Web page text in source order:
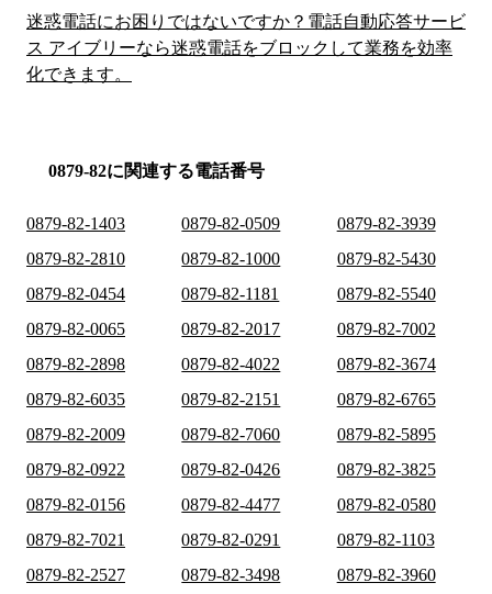
迷惑電話にお困りではないですか？電話自動応答サービ
ス アイブリーなら迷惑電話をブロックして業務を効率
化できます。
0879-82に関連する電話番号
0879-82-1403 0879-82-0509
0879-82-3939
0879-82-2810
0879-82-1000
0879-82-5430
0879-82-0454
0879-82-1181
0879-82-5540
0879-82-0065
0879-82-2017
0879-82-7002
0879-82-2898
0879-82-4022
0879-82-3674
0879-82-6035
0879-82-2151
0879-82-6765
0879-82-2009
0879-82-7060
0879-82-5895
0879-82-0922
0879-82-0426
0879-82-3825
0879-82-0156
0879-82-4477
0879-82-0580
0879-82-7021
0879-82-0291
0879-82-1103
0879-82-2527
0879-82-3498
0879-82-3960